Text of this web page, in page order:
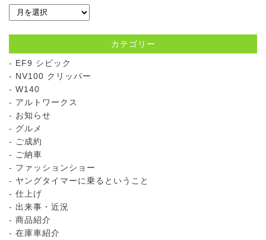
カテゴリー
EF9 シビック
NV100 クリッパー
W140
アルトワークス
お知らせ
グルメ
ご成約
ご納車
ファッションショー
ヤングタイマーに乗るということ
仕上げ
出来事・近況
商品紹介
在庫車紹介